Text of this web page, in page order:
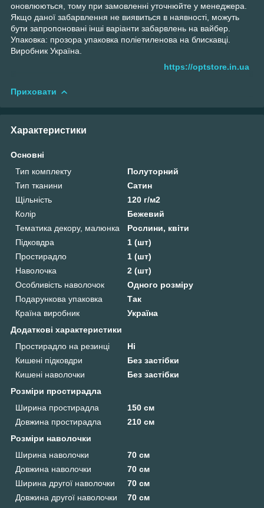
оновлюються, тому при замовленні уточнюйте у менеджера.
Якщо даної забарвлення не виявиться в наявності, можуть
бути запропоновані інші варіанти забарвлень на вайбер.
Упаковка: прозора упаковка поліетиленова на блискавці.
Виробник Україна.
https://optstore.in.ua
Приховати
Характеристики
Основні
Тип комплекту
Полуторний
Тип тканини
Сатин
Щільність
120 г/м2
Колір
Бежевий
Тематика декору, малюнка
Рослини, квіти
Підковдра
1 (шт)
Простирадло
1 (шт)
Наволочка
2 (шт)
Особливість наволочок
Одного розміру
Подарункова упаковка
Так
Країна виробник
Україна
Додаткові характеристики
Простирадло на резинці
Ні
Кишені підковдри
Без застібки
Кишені наволочки
Без застібки
Розміри простирадла
Ширина простирадла
150 см
Довжина простирадла
210 см
Розміри наволочки
Ширина наволочки
70 см
Довжина наволочки
70 см
Ширина другої наволочки
70 см
Довжина другої наволочки
70 см